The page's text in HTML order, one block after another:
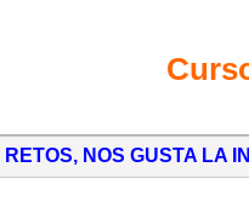
NOS GUSTA LA